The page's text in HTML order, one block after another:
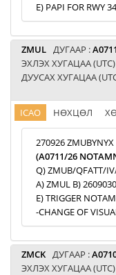
E) PAPI FOR RWY
ZMUL ДУГААР :
ЭХЛЭХ ХУГАЦАА
ДУУСАХ ХУГАЦАА
ICAO НӨХЦӨЛ
270926 ZMUBYNYX
(A0711/26
Q) ZMUB/QFATT/
A) ZMUL B)
E) TRIGGER
-CHANGE OF
ZMCK ДУГААР :
ЭХЛЭХ ХУГАЦАА